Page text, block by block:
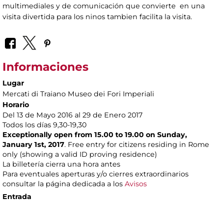
multimediales y de comunicación que convierte en una
visita divertida para los ninos tambien facilita la visita.
Informaciones
Lugar
Mercati di Traiano Museo dei Fori Imperiali
Horario
Del 13 de Mayo 2016 al 29 de Enero 2017
Todos los días 9,30-19,30
Exceptionally open from 15.00 to 19.00 on Sunday,
January 1st, 2017. Free entry for citizens residing in Rome
only (showing a valid ID proving residence)
La billetería cierra una hora antes
Para eventuales aperturas y/o cierres extraordinarios
consultar la página dedicada a los Avisos
Entrada